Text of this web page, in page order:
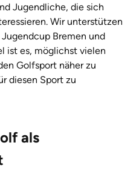
Jugendliche, die sich
Wir unterstützen
Bremen und
ist es, möglichst vielen
Golfsport näher zu
diesen Sport zu
als